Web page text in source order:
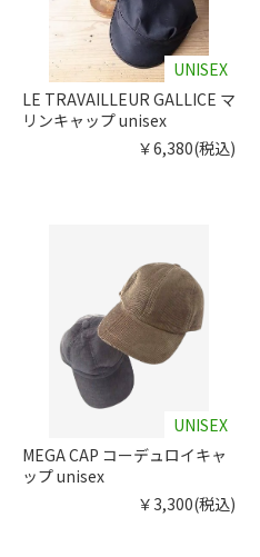
UNISEX
LE TRAVAILLEUR GALLICE マ
リンキャップ unisex
￥6,380(税込)
UNISEX
MEGA CAP コーデュロイキャ
ップ unisex
￥3,300(税込)